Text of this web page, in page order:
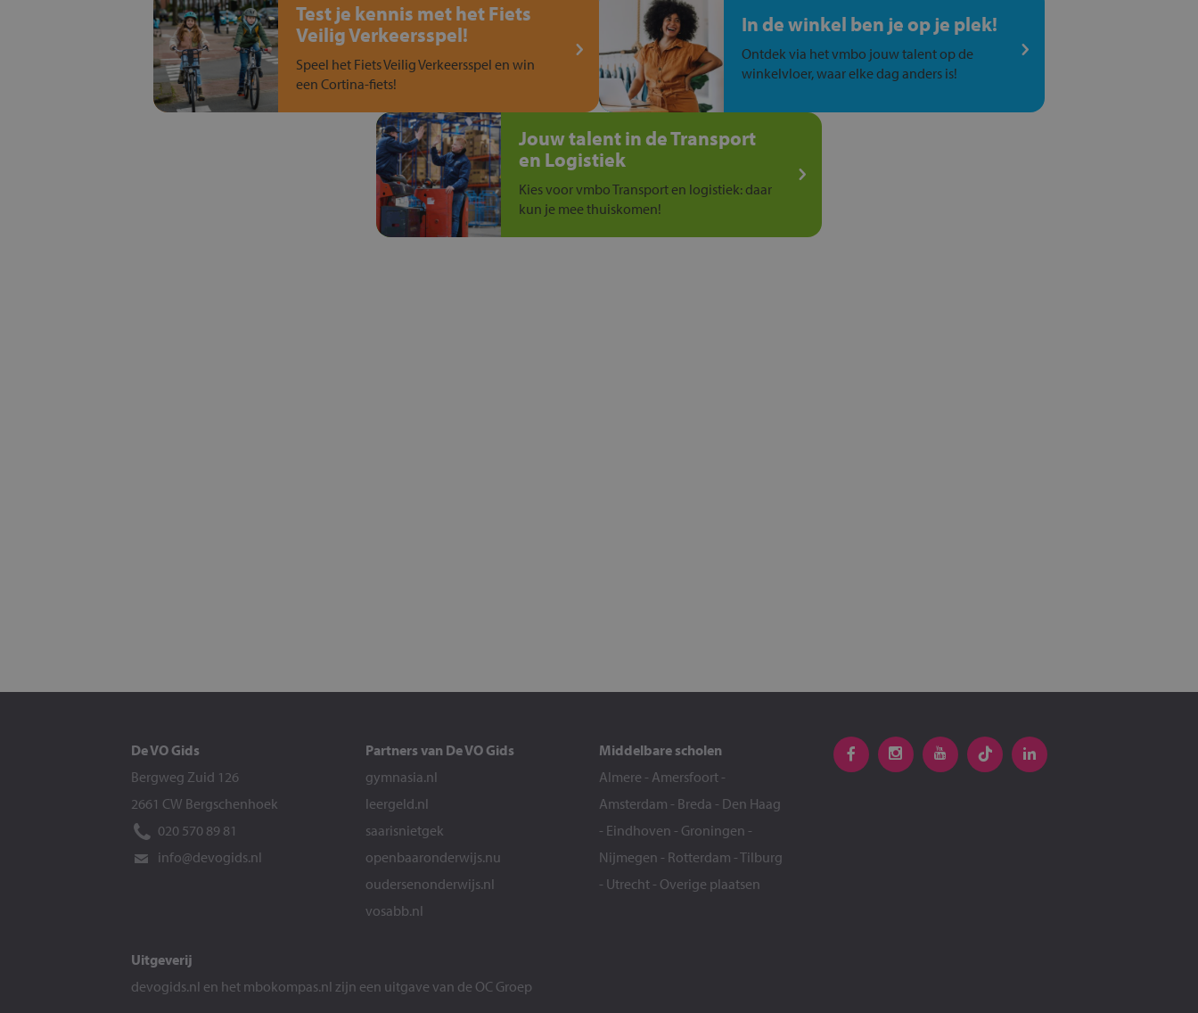
Test je kennis met het Fiets
Veilig Verkeersspel!
Speel het Fiets Veilig Verkeersspel en win
een Cortina-fiets!
In de winkel ben je op je plek!
Ontdek via het vmbo jouw talent op de
winkelvloer, waar elke dag anders is!
Jouw talent in de Transport
en Logistiek
Kies voor vmbo Transport en logistiek: daar
kun je mee thuiskomen!
De VO Gids
Bergweg Zuid 126
2661 CW Bergschenhoek
020 570 89 81
info@devogids.nl
Partners van De VO Gids
gymnasia.nl
leergeld.nl
saarisnietgek
openbaaronderwijs.nu
oudersenonderwijs.nl
vosabb.nl
Middelbare scholen
Almere - Amersfoort -
Amsterdam - Breda - Den Haag
- Eindhoven - Groningen -
Nijmegen - Rotterdam -Tilburg
- Utrecht - Overige plaatsen
Uitgeverij
devogids.nl en het mbokompas.nl zijn een uitgave van de OC Groep